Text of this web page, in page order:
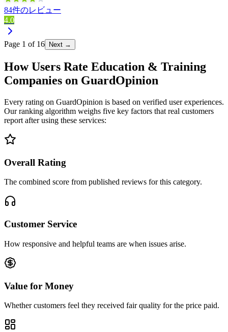
84件のレビュー
4.0
Page 1 of 16 Next →
How Users Rate Education & Training
Companies on GuardOpinion
Every rating on GuardOpinion is based on verified user experiences.
Our ranking algorithm weighs five key factors that real customers
report after using these services:
Overall Rating
The combined score from published reviews for this category.
Customer Service
How responsive and helpful teams are when issues arise.
Value for Money
Whether customers feel they received fair quality for the price paid.